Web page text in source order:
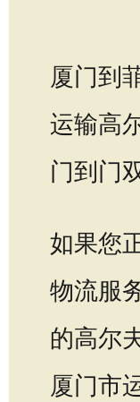
厦门到
运输高
门到门
如果您
物流服
的高尔
厦门市